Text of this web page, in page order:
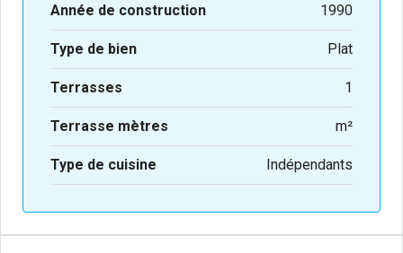
Année de construction 1990
Type de bien Plat
Terrasses 1
Terrasse mètres m²
Type de cuisine Indépendants